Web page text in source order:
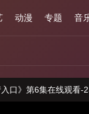
动漫 专题 音
口》第6集在线观看-